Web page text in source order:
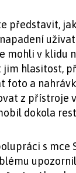
představit,
mohli v klidu
hlasitost,
foto a
z přístroje
dokola
s mce